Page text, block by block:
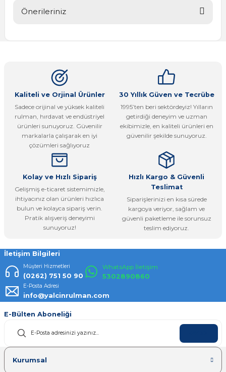
Önerileriniz
Görüş ve önerileriniz için teşekkür ederiz.
Ürün resmi kalitesiz, bozuk veya görüntülenemiyor.
Ürün açıklamasında eksik bilgiler bulunuyor.
Ürün bilgilerinde hatalar bulunuyor.
Ürün fiyatı diğer sitelerden daha pahalı.
Bu ürüne benzer farklı alternatifler olmalı.
Gönder
Kaliteli ve Orjinal Ürünler
Sadece orijinal ve yüksek kaliteli
rulman, hırdavat ve endüstriyel
ürünleri sunuyoruz. Güvenilir
markalarla çalışarak en iyi
çözümleri sağlıyoruz
30 Yıllık Güven ve Tecrübe
1995’ten beri sektördeyiz! Yılların
getirdiği deneyim ve uzman
ekibimizle, en kaliteli ürünleri en
güvenilir şekilde sunuyoruz.
Kolay ve Hızlı Sipariş
Gelişmiş e-ticaret sistemimizle,
ihtiyacınız olan ürünleri hızlıca
bulun ve kolayca sipariş verin.
Pratik alışveriş deneyimi
sunuyoruz!
Hızlı Kargo & Güvenli
Teslimat
Siparişlerinizi en kısa sürede
kargoya veriyor, sağlam ve
güvenli paketleme ile sorunsuz
teslim ediyoruz.
İletişim Bilgileri
Müşteri Hizmetleri
(0262) 751 50 90
WhatsApp İletişim
5302890860
E-Posta Adresi
info@yalcinrulman.com
E-Bülten Aboneliği
Kurumsal